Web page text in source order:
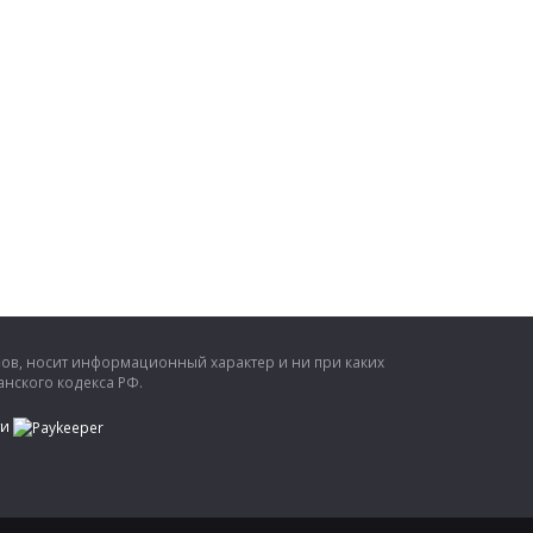
носит информационный характер и ни при каких
кодекса РФ.